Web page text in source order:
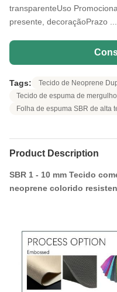
transparenteUso
presente, decoraçãoPrazo ...
Tags:
Tecido de Neoprene
Tecido de espuma de
Folha de espuma SBR de alta
Product Description
SBR 1 - 10 mm Tecido
neoprene colorido